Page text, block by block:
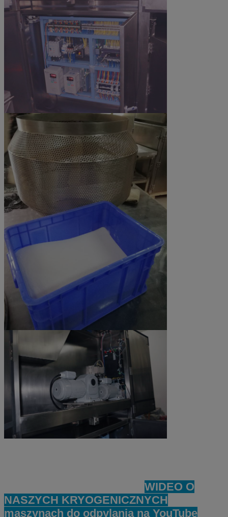
WIDEO O
NASZYCH KRYOGENICZNYCH
maszynach do odpylania na YouTube